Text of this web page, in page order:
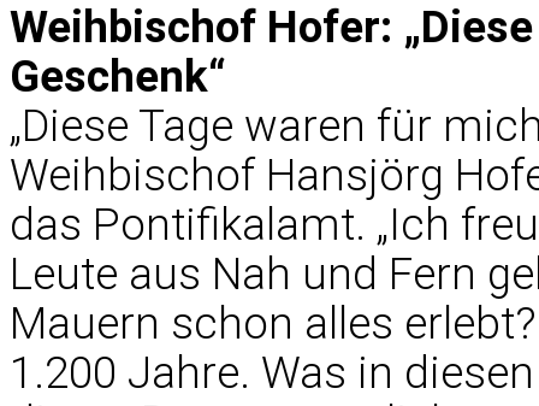
Weihbischof Hofer:
Geschenk“
„Diese Tage waren für
Weihbischof Hansjörg
das Pontifikalamt. „Ich
Leute aus Nah und Fern
Mauern schon alles
1.200 Jahre. Was in